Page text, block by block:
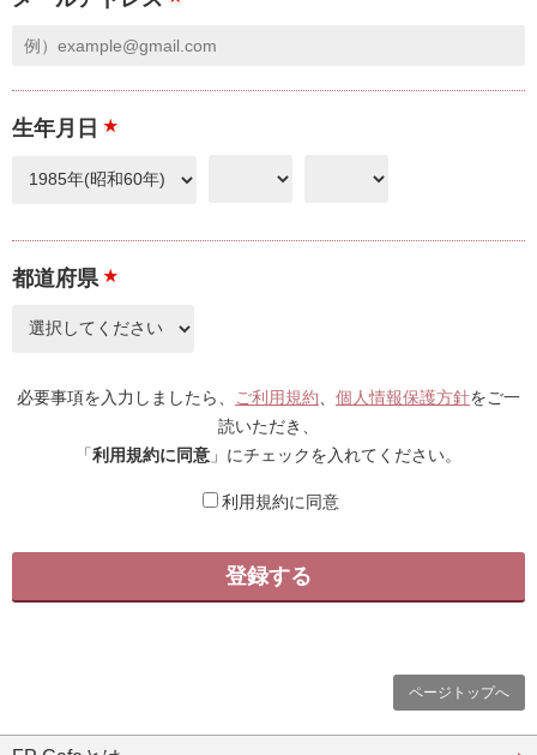
生年月日 ★
都道府県 ★
必要事項を入力しましたら、 ご利用規約 個人情報保護方針をご一
読いただき、
「利用規約に同意 」にチェックを入れてください。
利用規約に同意
ページトップへ